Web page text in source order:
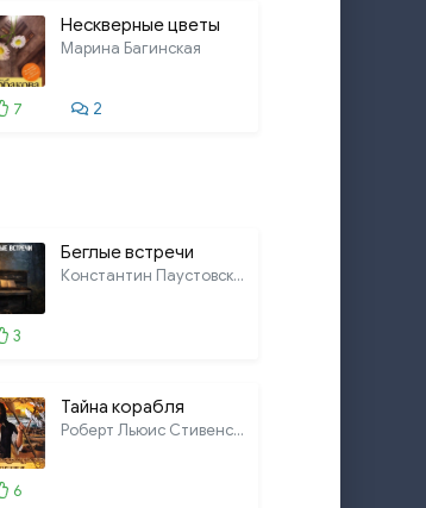
Нескверные цветы
Марина Багинская
7 2
Беглые встречи
Константин Паустовский
3
Тайна корабля
Роберт Льюис Стивенсон, Ллойд Осборн
6